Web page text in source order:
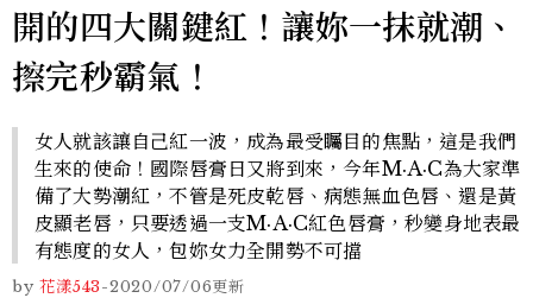
開的四大關鍵紅！讓妳一抹就潮、
擦完秒霸氣！
女人就該讓自己紅一波，成為最受矚目的焦點，這是我們
生來的使命！國際唇膏日又將到來，今年M·A·C為大家準
備了大勢潮紅，不管是死皮乾唇、病態無血色唇、還是黃
皮顯老唇，只要透過一支M·A·C紅色唇膏，秒變身地表最
有態度的女人，包妳女力全開勢不可擋
by 花漾543-2020/07/06更新